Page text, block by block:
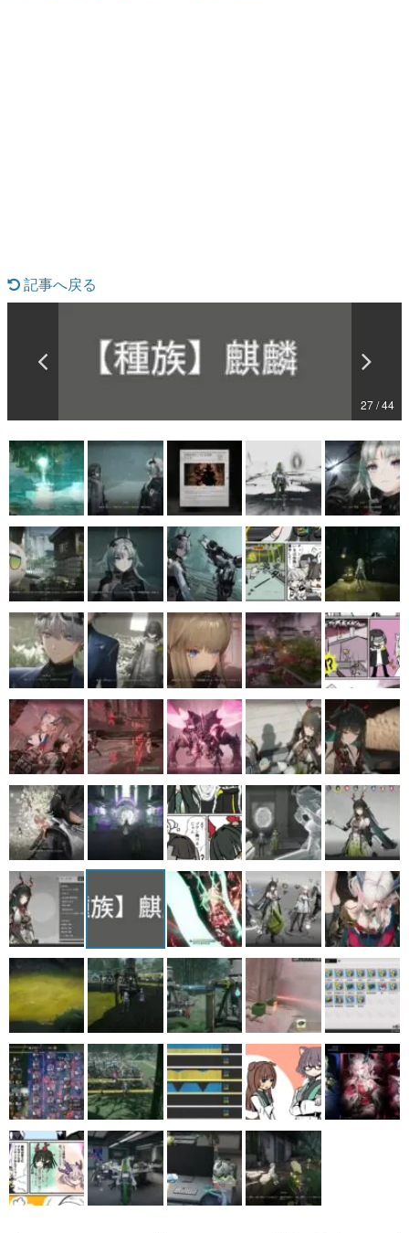
ゲームが変えた日本語
「経験値」「裏技」「ラスボス」… ゲームにまつわる言葉
カテゴリ
特集記事
マンガ
女性向け
アプリレビュー
その他
電ファミニコゲーマーとは？
運営：株式会社マレ
記事へ戻る
27 / 44